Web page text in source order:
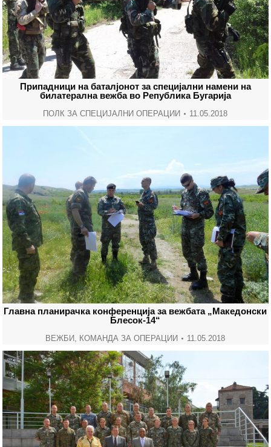
Припадници на баталјонот за специјални намени на
билатерална вежба во Република Бугарија
ПОЛК ЗА СПЕЦИЈАЛНИ ОПЕРАЦИИ 11.05.2018
Главна планирачка конференција за вежбата „Македонски
Блесок-14“
ВЕЖБИ, КОМАНДА ЗА ОПЕРАЦИИ 11.05.2018